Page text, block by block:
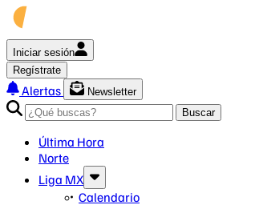
Iniciar sesión
Regístrate
Alertas
Newsletter
Buscar
Última Hora
Norte
Liga MX
Calendario